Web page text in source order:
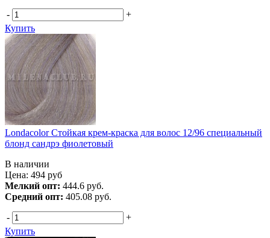
-
+
Купить
Londacolor Стойкая крем-краска для волос 12/96 специальный
блонд сандрэ фиолетовый
В наличии
Цена: 494 руб
Мелкий опт: 444.6 руб.
Средний опт: 405.08 руб.
-
+
Купить